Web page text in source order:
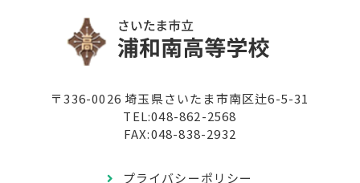
〒336-0026 埼玉県さいたま市南区辻6-5-31
TEL:048-862-2568
FAX:048-838-2932
プライバシーポリシー